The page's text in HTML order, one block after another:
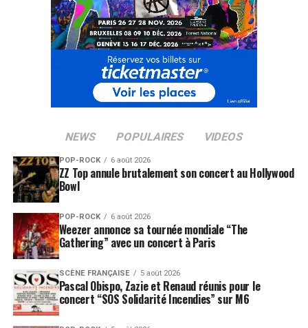
NEWS POPULAIRES VIDEOS
POP-ROCK 6 août 2026
ZZ Top annule brutalement son concert au Hollywood
Bowl
POP-ROCK 6 août 2026
Weezer annonce sa tournée mondiale “The
Gathering” avec un concert à Paris
SCÈNE FRANÇAISE 5 août 2026
Pascal Obispo, Zazie et Renaud réunis pour le
concert “SOS Solidarité Incendies” sur M6